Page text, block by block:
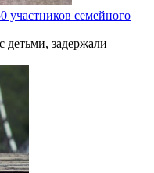
участников семейного
детьми, задержали